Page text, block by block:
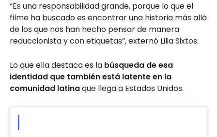
“Es una responsabilidad grande, porque lo que el
filme ha buscado es encontrar una historia más allá
de los que nos han hecho pensar de manera
reduccionista y con etiquetas”, externó Lilia Sixtos.
Lo que ella destaca es la búsqueda de esa
identidad que también está latente en la
comunidad latinaque llega a Estados Unidos.